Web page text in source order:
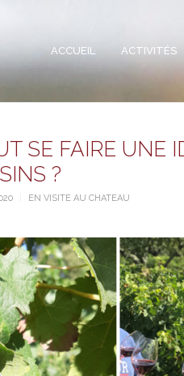
ACCUEIL ACTIVITÉS
SE FAIRE UNE
?
EN VISITE AU CHATEAU